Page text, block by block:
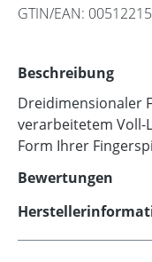
GTIN/EAN:
Beschreibung
Dreidimensionaler
verarbeitetem Voll-
Form Ihrer
Bewertungen